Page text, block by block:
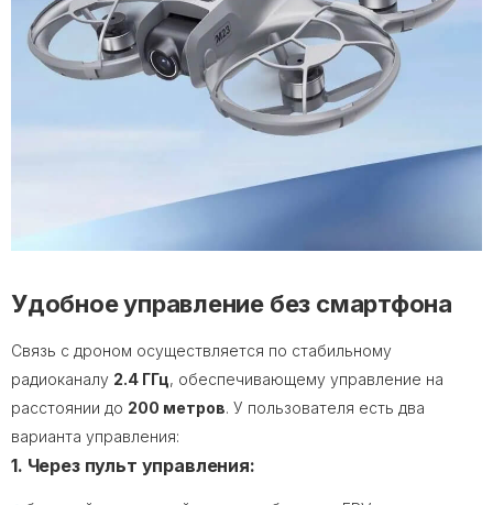
Удобное управление без смартфона
Связь с дроном осуществляется по стабильному
радиоканалу 2.4 ГГц, обеспечивающему управление на
расстоянии до 200 метров. У пользователя есть два
варианта управления:
1. Через пульт управления: